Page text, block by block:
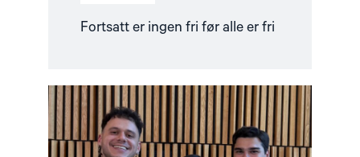
Fortsatt er ingen fri før alle er fri
Read
article
"Ünikuir
tildelt
Kim